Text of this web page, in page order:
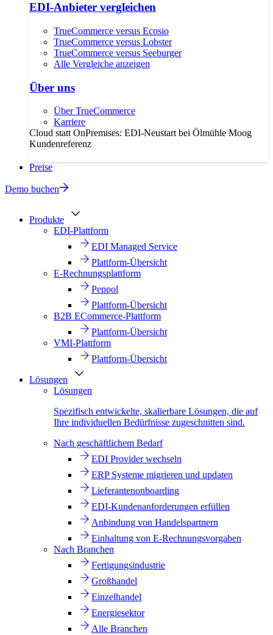
EDI-Anbieter vergleichen
TrueCommerce versus Ecosio
TrueCommerce versus Lobster
TrueCommerce versus Seeburger
Alle Vergleiche anzeigen
Über uns
Über TrueCommerce
Karriere
Cloud statt OnPremises: EDI-Neustart bei Ölmühle Moog
Kundenreferenz
Preise
Demo buchen
Produkte
EDI-Plattform
EDI Managed Service
Plattform-Übersicht
E-Rechnungsplattform
Peppol
Plattform-Übersicht
B2B ECommerce-Plattform
Plattform-Übersicht
VMI-Plattform
Plattform-Übersicht
Lösungen
Lösungen
Spezifisch entwickelte, skalierbare Lösungen, die auf
Ihre individuellen Bedürfnisse zugeschnitten sind.
Nach geschäftlichem Bedarf
EDI Provider wechseln
ERP Systeme migrieren und updaten
Lieferantenonboarding
EDI-Kundenanforderungen erfüllen
Anbindung von Handelspartnern
Einhaltung von E-Rechnungsvorgaben
Nach Branchen
Fertigungsindustrie
Großhandel
Einzelhandel
Energiesektor
Alle Branchen